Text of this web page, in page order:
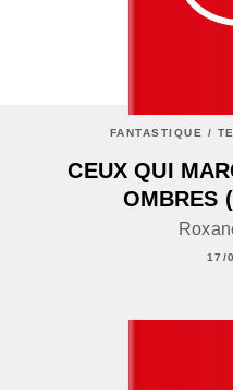
FANTASTIQUE /
CEUX QUI
OMBRES
17/